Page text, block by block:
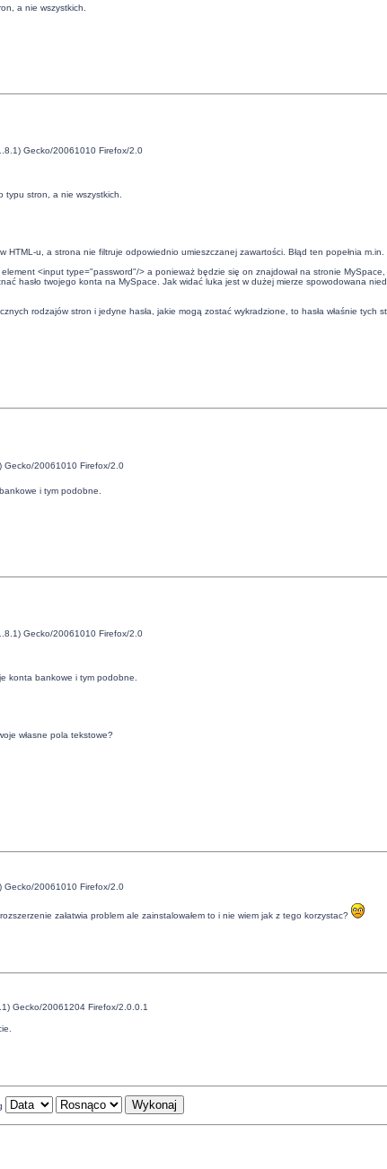
a nie wszystkich.
Gecko/20061010 Firefox/2.0
stron, a nie wszystkich.
HTML-u, a strona nie filtruje odpowiednio umieszczanej zawartości. Błąd ten popełnia m.in.
<input type="password"/> a ponieważ będzie się on znajdował na stronie
hasło twojego konta na MySpace. Jak widać luka jest w dużej mierze spowodowana
rodzajów stron i jedyne hasła, jakie mogą zostać wykradzione, to hasła właśnie
Gecko/20061010 Firefox/2.0
i tym podobne.
Gecko/20061010 Firefox/2.0
konta bankowe i tym podobne.
własne pola tekstowe?
Gecko/20061010 Firefox/2.0
załatwia problem ale zainstalowałem to i nie wiem jak z tego korzystac?
Gecko/20061204 Firefox/2.0.0.1